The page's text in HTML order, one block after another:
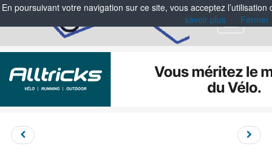
Menu
En poursuivant votre navigation sur ce site, vous acceptez
savoir plus
Fermer